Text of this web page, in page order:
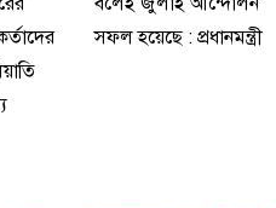
সফল হয়েছে : প্রধানমন্ত্রী